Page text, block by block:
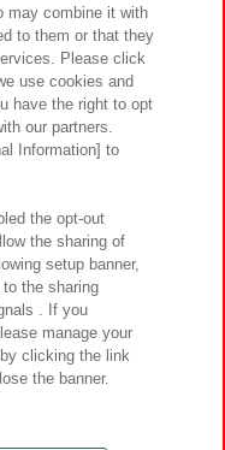
サイトポリシー
ビリティ方針と検証結果
るご質問・お問い合わせ
Inc.
Lab Inc.
may combine it with
to them or that they
Please click
use cookies and
have the right to opt
our partners.
Information] to
the opt-out
the sharing of
setup banner,
the sharing
. If you
manage your
clicking the link
the banner.